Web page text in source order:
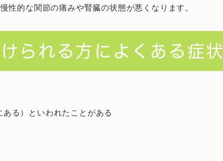
性的な関節の痛みや腎臓の状態が悪くなります。
られる方によくある症状
る）といわれたことがある